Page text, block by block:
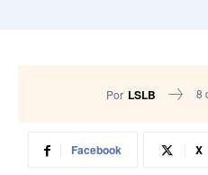
Por LSLB 8
Facebook X